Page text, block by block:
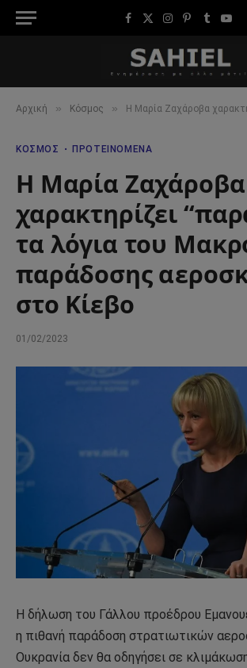
Facebook
X
Instagram
Pinterest
Tumblr
Αρχική » Κόσμος » Η Μαρία Ζαχάροβα χαρακτηρίζει “παράλογα” τα λόγια του
ΚΌΣΜΟΣ ΠΡΟΤΕΙΝΌΜΕΝΑ
Η Μαρία Ζαχάροβα
χαρακτηρίζει
τα λόγια του
παράδοσης
στο Κίεβο
01/02/2023
Η δήλωση του Γάλλου προέδρου
η πιθανή παράδοση στρατιωτικών
Ουκρανία δεν θα οδηγήσει σε